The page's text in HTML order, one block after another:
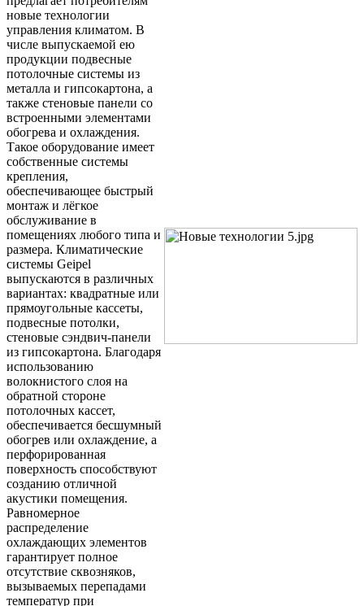
новые технологии
управления климатом. В
числе выпускаемой ею
продукции подвесные
потолочные системы из
металла и гипсокартона, а
также стеновые панели со
встроенными элементами
обогрева и охлаждения.
Такое оборудование имеет
собственные системы
крепления,
обеспечивающее быстрый
монтаж и лёгкое
обслуживание в
помещениях любого типа и
размера. Климатические
системы Geipel
выпускаются в различных
вариантах: квадратные или
прямоугольные кассеты,
подвесные потолки,
стеновые сэндвич-панели
из гипсокартона. Благодаря
использованию
волокнистого слоя на
обратной стороне
потолочных кассет,
обеспечивается бесшумный
обогрев или охлаждение, а
перфорированная
поверхность способствуют
созданию отличной
акустики помещения.
Равномерное
распределение
охлаждающих элементов
гарантирует полное
отсутствие сквозняков,
вызываемых перепадами
температур при